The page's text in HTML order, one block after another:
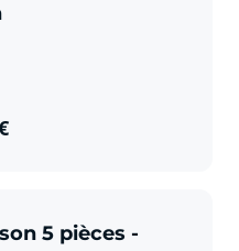
5 pièces -